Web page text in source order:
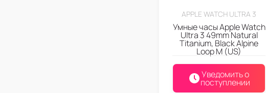
APPLE WATCH ULTRA 3
Умные часы Apple Watch
Ultra 3 49mm Natural
Titanium, Black Alpine
Loop M (US)
Уведомить о
поступлении